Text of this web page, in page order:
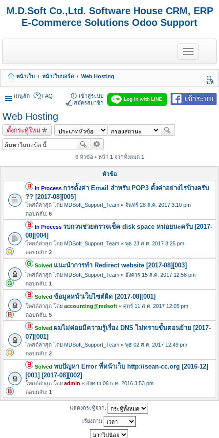
M.D.Soft Co.,Ltd. Software House CRM, ERP
E-Commerce Solutions Odoo Support
T
o
g
e
n
a
หน้าเว็บ หน้าเว็บบอร์ด
Web Hosting
นห
า
เมนูลัด
เข้าระบบ
Log in with LINE
FAQ
เข้าสู่ระบบ
สมัครสมาชิก
Web Hosting
ตั้งกระทู้ใหม่
6 หัวข้อ • หน้า 1 จากทั้งหมด 1
หัวข้อ
In Process การตั้งค่า Email สำหรับ POP3 ตั้งค่าอย่างไรบ้างครับ
?? [2017-08][005]
โพสต์ล่าสุด โดย MDSoft_Support_Team « จันทร์ 28 ส.ค. 2017 3:10 pm
ตอบกลับ: 6
In Process รบกวนช่วยตรวจเช็ค disk space หน่อยนะครับ [2017-
08][004]
โพสต์ล่าสุด โดย MDSoft_Support_Team « พุธ 23 ส.ค. 2017 3:25 pm
ตอบกลับ: 2
Solved แนะนำการทำ Redirect website [2017-08][003]
โพสต์ล่าสุด โดย MDSoft_Support_Team « อังคาร 15 ส.ค. 2017 12:58 pm
ตอบกลับ: 1
Solved ข้อมูลหน้าเว็บไซต์ผิด [2017-08][001]
โพสต์ล่าสุด โดย accounting@mdsoft « ศุกร์ 11 ส.ค. 2017 12:05 pm
ตอบกลับ: 5
Solved ผมไม่ค่อยมีความรู้เรื่อง DNS ไม่ทราบขั้นตอนย้าย [2017-
07][001]
โพสต์ล่าสุด โดย MDSoft_Support_Team « พุธ 02 ส.ค. 2017 12:49 pm
ตอบกลับ: 2
Solved พบปัญหา Error ที่หน้าเว็บ http://sean-cc.org [2016-12]
[001] [2017-08][002]
โพสต์ล่าสุด โดย admin « อังคาร 06 ธ.ค. 2016 3:53 pm
ตอบกลับ: 1
แสดงกระทู้จาก:
เรียงตาม